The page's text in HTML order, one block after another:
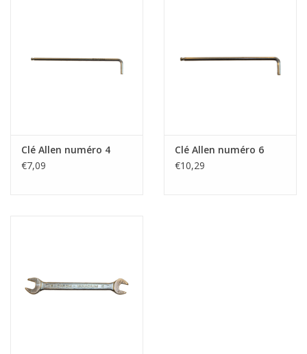
Clé Allen numéro 4
€7,09
Clé Allen numéro 6
€10,29